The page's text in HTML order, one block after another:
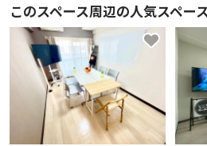
このスペース周辺の人気スペー